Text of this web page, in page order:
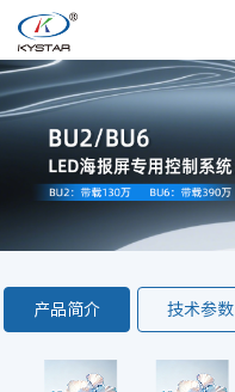
产品简介 技术参数